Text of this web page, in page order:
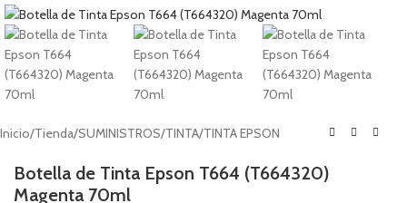
Inicio/Tienda/SUMINISTROS/TINTA/TINTA EPSON
Botella de Tinta Epson T664 (T664320)
Magenta 70ml